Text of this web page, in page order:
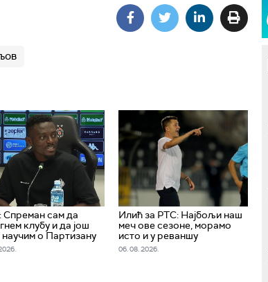
Спреман сам да
клубу и да још
о Партизану
Илић за РТС: Најбољи наш
меч ове сезоне, морамо
исто и у реваншу
06. 08. 2026.